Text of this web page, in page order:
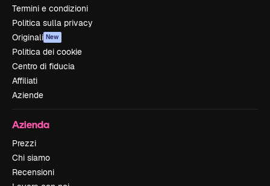
Termini e condizioni
Politica sulla privacy
Originali New
Politica dei cookie
Centro di fiducia
Affiliati
Aziende
Azienda
Prezzi
Chi siamo
Recensioni